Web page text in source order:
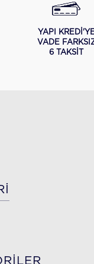
YAPI
VADE
6 TAKSİT